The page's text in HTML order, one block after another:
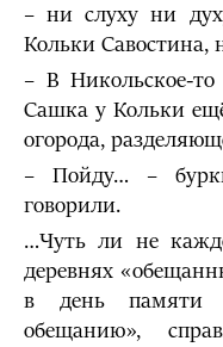
– ни слуху ни
Кольки Савостина,
– В Никольское-
Сашка у Кольки
огорода,
– Пойду… –
говорили.
…Чуть ли не
деревнях
в день памяти
обещанию»,